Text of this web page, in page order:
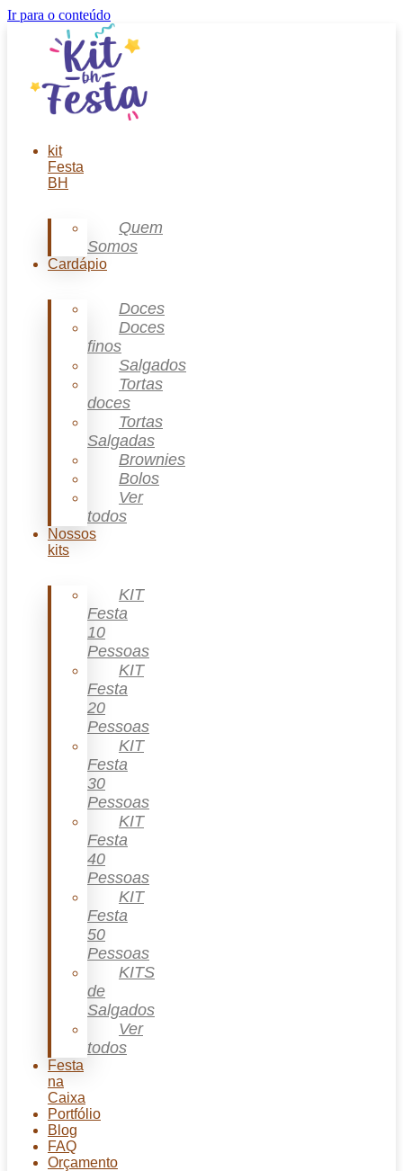
Ir para o conteúdo
kit
Festa
BH
Quem
Somos
Cardápio
Doces
Doces
finos
Salgados
Tortas
doces
Tortas
Salgadas
Brownies
Bolos
Ver
todos
Nossos
kits
KIT
Festa
10
Pessoas
KIT
Festa
20
Pessoas
KIT
Festa
30
Pessoas
KIT
Festa
40
Pessoas
KIT
Festa
50
Pessoas
KITS
de
Salgados
Ver
todos
Festa
na
Caixa
Portfólio
Blog
FAQ
Orçamento